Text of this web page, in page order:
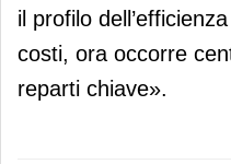
il profilo
costi, ora occorre
reparti chiave».